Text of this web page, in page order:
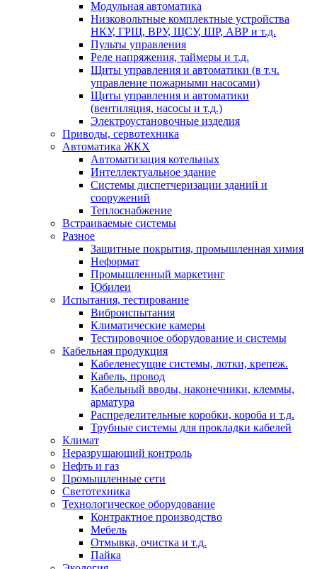
Модульная автоматика
Низковольтные комплектные устройства
НКУ, ГРЩ, ВРУ, ЩСУ, ШР, АВР и т.д.
Пульты управления
Реле напряжения, таймеры и т.д.
Щиты управления и автоматики (в т.ч.
управление пожарными насосами)
Щиты управления и автоматики
(вентиляция, насосы и т.д.)
Электроустановочные изделия
Приводы, сервотехника
Автоматика ЖКХ
Автоматизация котельных
Интеллектуальное здание
Системы диспетчеризации зданий и
сооружений
Теплоснабжение
Встраиваемые системы
Разное
Защитные покрытия, промышленная химия
Неформат
Промышленный маркетинг
Юбилеи
Испытания, тестирование
Виброиспытания
Климатические камеры
Тестировочное оборудование и системы
Кабельная продукция
Кабеленесущие системы, лотки, крепеж.
Кабель, провод
Кабельный вводы, наконечники, клеммы,
арматура
Распределительные коробки, короба и т.д.
Трубные системы для прокладки кабелей
Климат
Неразрушающий контроль
Нефть и газ
Промышленные сети
Светотехника
Технологическое оборудование
Контрактное производство
Мебель
Отмывка, очистка и т.д.
Пайка